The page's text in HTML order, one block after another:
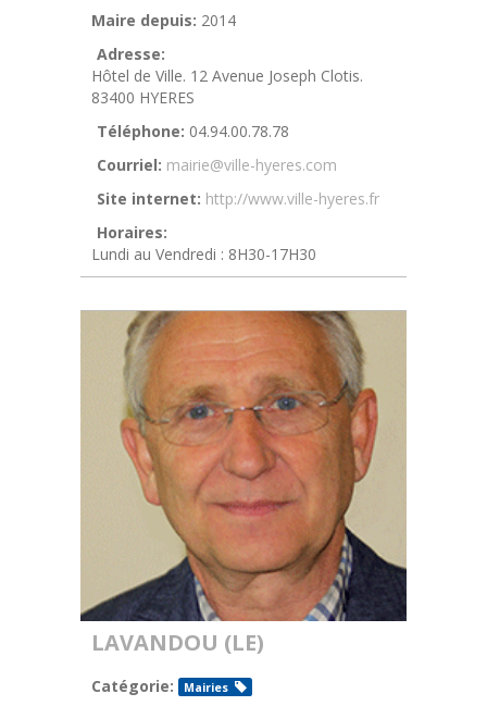
Maire depuis: 2014
Adresse:
Hôtel de Ville. 12 Avenue Joseph Clotis.
83400 HYERES
Téléphone: 04.94.00.78.78
Courriel: mairie@ville-hyeres.com
Site internet: http://www.ville-hyeres.fr
Horaires:
Lundi au Vendredi : 8H30-17H30
LAVANDOU (LE)
Catégorie: Mairies